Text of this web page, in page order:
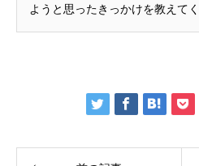
ようと思ったきっかけを教えて
がら、バックオフ